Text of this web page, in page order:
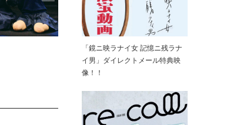
「鏡ニ映ラナイ女 記憶ニ残ラナ
イ男」ダイレクトメール特典映
像！！